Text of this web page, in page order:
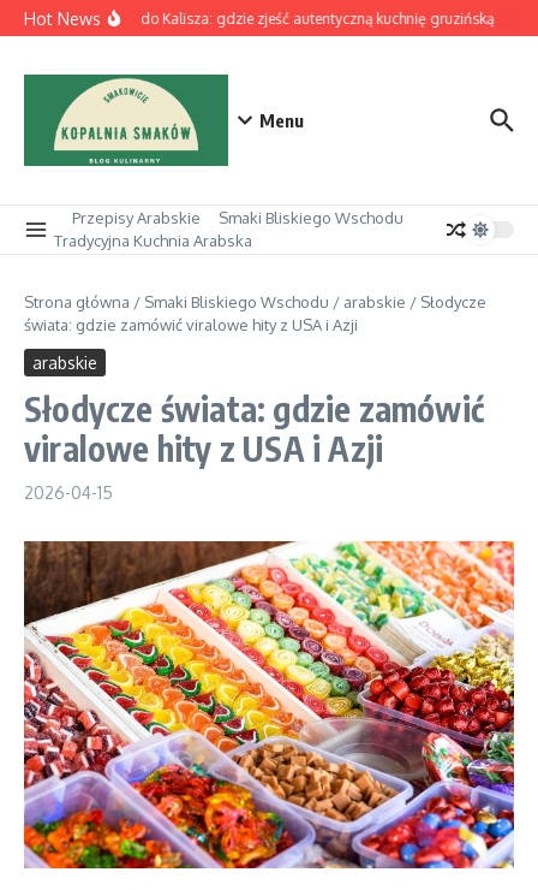
Przejdź do treści
Hot NewsZ Łodzi do Kalisza: gdzie zjeść autentyczną kuchnię gruzińską
Menu
Przepisy Arabskie
Smaki Bliskiego Wschodu
Tradycyjna Kuchnia Arabska
Strona główna / Smaki Bliskiego Wschodu / arabskie / Słodycze
świata: gdzie zamówić viralowe hity z USA i Azji
arabskie
Słodycze świata: gdzie zamówić
viralowe hity z USA i Azji
2026-04-15